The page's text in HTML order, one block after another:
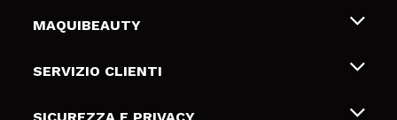
MAQUIBEAUTY
Chi siamo
Gift Cards
SERVIZIO CLIENTI
Spedizioni & Resi
SICUREZZA E PRIVACY